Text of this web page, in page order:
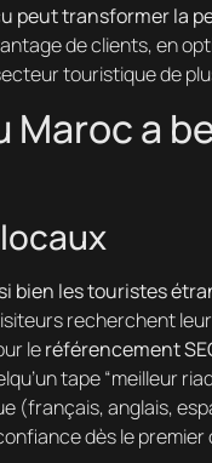
peut transformer la
de clients, en
touristique de
a
bien les touristes
recherchent
leréférencement
tape “meilleur
(français, anglais,
dès le premier